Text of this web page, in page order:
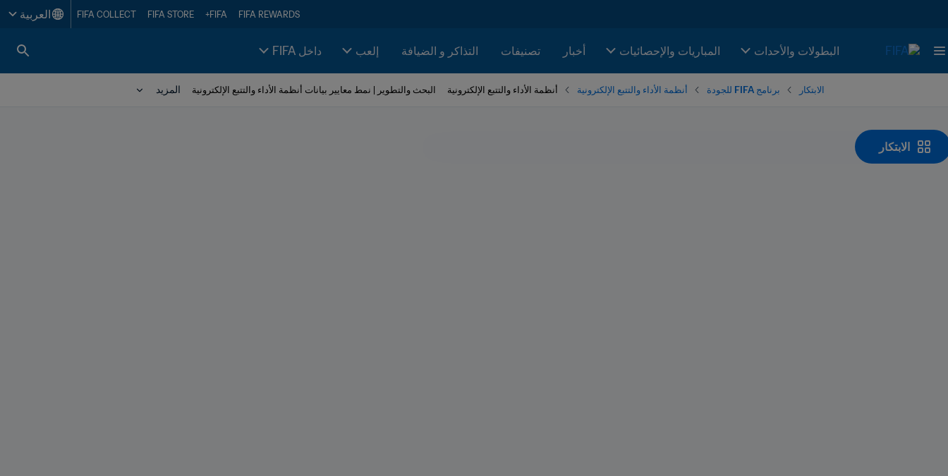
FIFA REWARDS
FIFA+
FIFA STORE
FIFA COLLECT العربية
البطولات والأحدات المباريات والإحصائيات أخبار تصنيفات التذاكر و الضيافة إلعب داخل FIFA
الابتكار برنامج FIFA للجودة أنظمة الأداء والتتبع الإلكترونية أنظمة الأداء والتتبع الإلكترونية البحث والتطوير | نمط معايير بيانات أنظمة الأداء والتتبع الإلكترونية المزيد
الابتكار